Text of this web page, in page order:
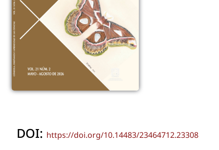
DOI: https://doi.org/10.14483/23464712.23308